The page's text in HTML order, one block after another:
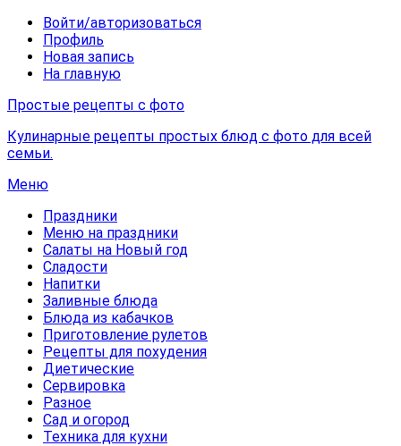
Войти/авторизоваться
Профиль
Новая запись
На главную
Простые рецепты с фото
Кулинарные рецепты простых блюд с фото для всей
семьи.
Меню
Праздники
Меню на праздники
Салаты на Новый год
Сладости
Напитки
Заливные блюда
Блюда из кабачков
Приготовление рулетов
Рецепты для похудения
Диетические
Сервировка
Разное
Сад и огород
Техника для кухни